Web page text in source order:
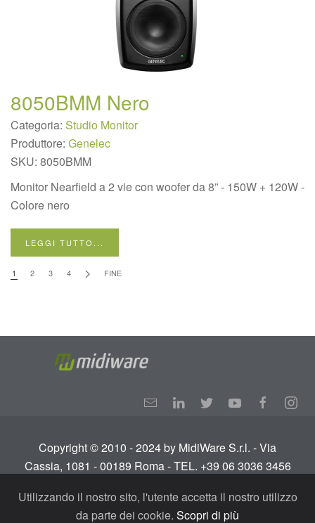
8050BMM Nero
Categoria: Studio Monitor
Produttore: Genelec
SKU: 8050BMM
Monitor Nearfield a 2 vie con woofer da 8” - 150W + 120W -
Colore nero
LEGGI TUTTO...
1 2 3 4 FINE
Copyright © 2010 - 2024 by MidiWare S.r.l. - Via
Cassia, 1081 - 00189 Roma - TEL. +39 06 3036 3456
Tutti i diritti riservati.Termini e condizioni-Privacy
Utilizzando il nostro sito, l'utente accetta il nostro utilizzo
da parte dei cookie. Scopri di più